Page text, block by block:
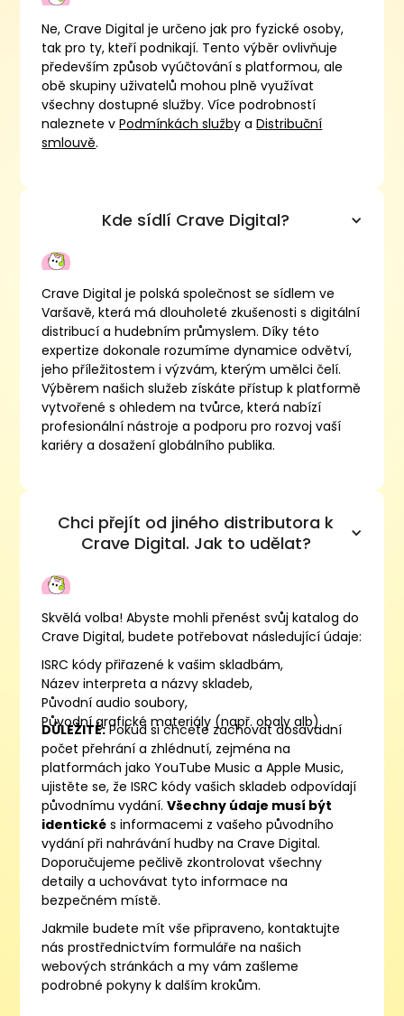
Ne, Crave Digital je určeno jak pro fyzické osoby,
tak pro ty, kteří podnikají. Tento výběr ovlivňuje
především způsob vyúčtování s platformou, ale
obě skupiny uživatelů mohou plně využívat
všechny dostupné služby. Více podrobností
naleznete vPodmínkách služby aDistribuční
smlouvě.
Kde sídlí Crave Digital?
Crave Digital je polská společnost se sídlem ve
Varšavě, která má dlouholeté zkušenosti s digitální
distribucí a hudebním průmyslem. Díky této
expertize dokonale rozumíme dynamice odvětví,
jeho příležitostem i výzvám, kterým umělci čelí.
Výběrem našich služeb získáte přístup k platformě
vytvořené s ohledem na tvůrce, která nabízí
profesionální nástroje a podporu pro rozvoj vaší
kariéry a dosažení globálního publika.
Chci přejít od jiného distributora k
Crave Digital. Jak to udělat?
Skvělá volba! Abyste mohli přenést svůj katalog do
Crave Digital, budete potřebovat následující údaje:
ISRC kódy přiřazené k vašim skladbám,
Název interpreta a názvy skladeb,
Původní audio soubory,
Původní grafické materiály (např. obaly alb).
DŮLEŽITÉ:Pokud si chcete zachovat dosavadní
počet přehrání a zhlédnutí, zejména na
platformách jako YouTube Music a Apple Music,
ujistěte se, že ISRC kódy vašich skladeb odpovídají
původnímu vydání.Všechny údaje musí být
identické s informacemi z vašeho původního
vydání při nahrávání hudby na Crave Digital.
Doporučujeme pečlivě zkontrolovat všechny
detaily a uchovávat tyto informace na
bezpečném místě.
Jakmile budete mít vše připraveno, kontaktujte
nás prostřednictvím formuláře na našich
webových stránkách a my vám zašleme
podrobné pokyny k dalším krokům.